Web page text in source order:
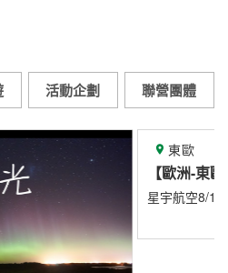
活動企劃 聯營團體
歐】
8/1直飛布拉格